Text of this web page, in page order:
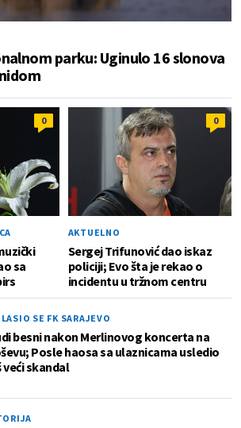
parku: Uginulo 16 slonova
0
sa
0
AKTUELNO
Sergej Trifunović dao iskaz
policiji; Evo šta je rekao o
incidentu u tržnom centru
SE FK SARAJEVO
besni nakon Merlinovog koncerta na
Posle haosa sa ulaznicama usledio
veći skandal